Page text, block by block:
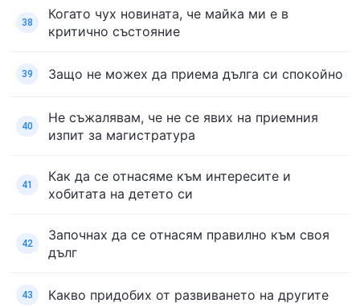
38
Когато чух новината, че майка ми е в
критично състояние
39 Защо не можех да приема дълга си спокойно
40
Не съжалявам, че не се явих на приемния
изпит за магистратура
41
Как да се отнасяме към интересите и
хобитата на детето си
42
Започнах да се отнасям правилно към своя
дълг
43 Какво придобих от развиването на другите